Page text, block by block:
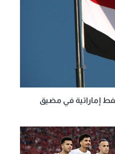
إماراتية في مضيق